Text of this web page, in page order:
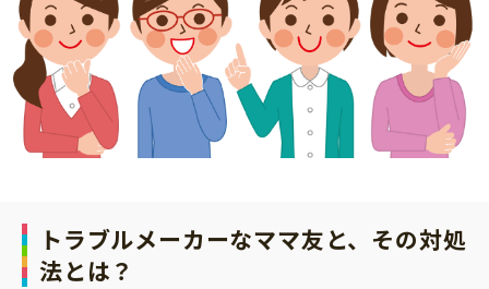
「こそだてまっぷ」とは
個⼈情報について
お問い合わせ
トラブルメーカーなママ友と、その対処
法とは？